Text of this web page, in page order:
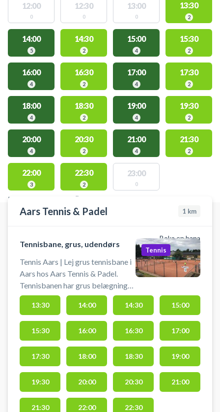
12:00
0
12:30
0
13:00
0
13:30
2
14:00
5
14:30
2
15:00
4
15:30
2
16:00
4
16:30
2
17:00
4
17:30
2
18:00
4
18:30
2
19:00
4
19:30
2
20:00
4
20:30
2
21:00
4
21:30
2
22:00
3
22:30
2
23:00
0
PLATSER MED TILLGÄNGLIGA AKTIVITETER
Aars Tennis & Padel 1 km
Boka en bana
Tennisbane, grus, udendørs
Tennis Aars | Lej grus tennisbane i
Aars hos Aars Tennis & Padel.
Tennisbanen har grus belægning
og er udendørs. Book en
tennisbane og spil tennis i Aars på
en grusbane udendørs hos Aars
Tennis & Padel. Gratis parkering
findes ved tennisbanerne i Aars,
som findes på Sports Allé 6, 9600
Aars. Medbring selv ketcher og
bolde.
Tennis
13:30 14:00 14:30 15:00
15:30 16:00 16:30 17:00
17:30 18:00 18:30 19:00
19:30 20:00 20:30 21:00
21:30 22:00 22:30